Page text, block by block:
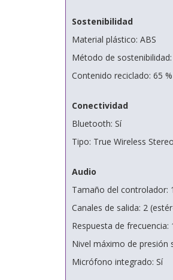
Sostenibilidad
Material plástico: ABS
Método de sostenibilidad:
Contenido reciclado: 65 %
Conectividad
Bluetooth: Sí
Tipo: True Wireless
Audio
Tamaño del controlador:
Canales de salida: 2
Respuesta de frecuencia:
Nivel máximo de presión
Micrófono integrado: Sí